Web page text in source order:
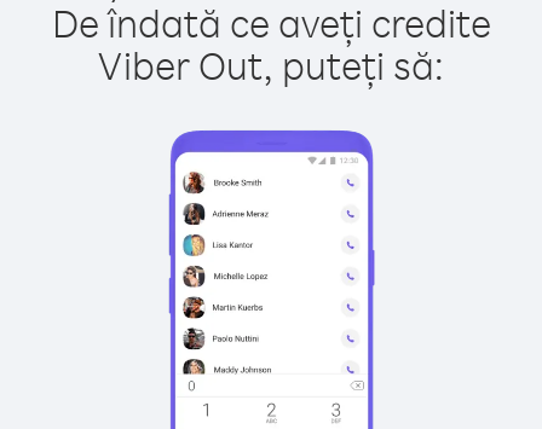
De îndată ce aveți credite
Viber Out, puteți să: